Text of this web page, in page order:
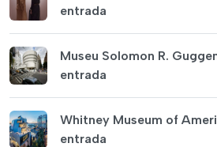
entrada
Museu Solomon R.
entrada
Whitney Museum of
entrada